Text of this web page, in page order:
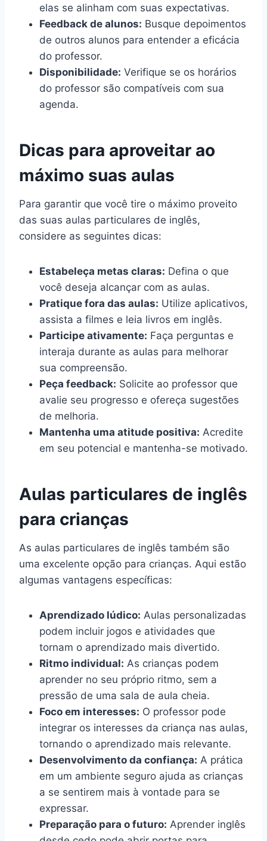
elas se alinham com suas expectativas.
Feedback de alunos: Busque depoimentos
de outros alunos para entender a eficácia
do professor.
Disponibilidade: Verifique se os horários
do professor são compatíveis com sua
agenda.
Dicas para aproveitar ao
máximo suas aulas
Para garantir que você tire o máximo proveito
das suas aulas particulares de inglês,
considere as seguintes dicas:
Estabeleça metas claras: Defina o que
você deseja alcançar com as aulas.
Pratique fora das aulas: Utilize aplicativos,
assista a filmes e leia livros em inglês.
Participe ativamente: Faça perguntas e
interaja durante as aulas para melhorar
sua compreensão.
Peça feedback: Solicite ao professor que
avalie seu progresso e ofereça sugestões
de melhoria.
Mantenha uma atitude positiva: Acredite
em seu potencial e mantenha-se motivado.
Aulas particulares de inglês
para crianças
As aulas particulares de inglês também são
uma excelente opção para crianças. Aqui estão
algumas vantagens específicas:
Aprendizado lúdico: Aulas personalizadas
podem incluir jogos e atividades que
tornam o aprendizado mais divertido.
Ritmo individual: As crianças podem
aprender no seu próprio ritmo, sem a
pressão de uma sala de aula cheia.
Foco em interesses: O professor pode
integrar os interesses da criança nas aulas,
tornando o aprendizado mais relevante.
Desenvolvimento da confiança: A prática
em um ambiente seguro ajuda as crianças
a se sentirem mais à vontade para se
expressar.
Preparação para o futuro: Aprender inglês